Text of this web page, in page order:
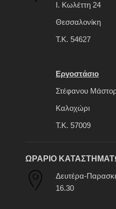
Ι. Κωλέττη 24
Θεσσαλονίκη
Τ.Κ. 54627
Εργοστάσιο
Στέφανου
Καλοχώρι
Τ.Κ. 57009
ΩΡΑΡΙΟ
Δευτέρα-
16.30